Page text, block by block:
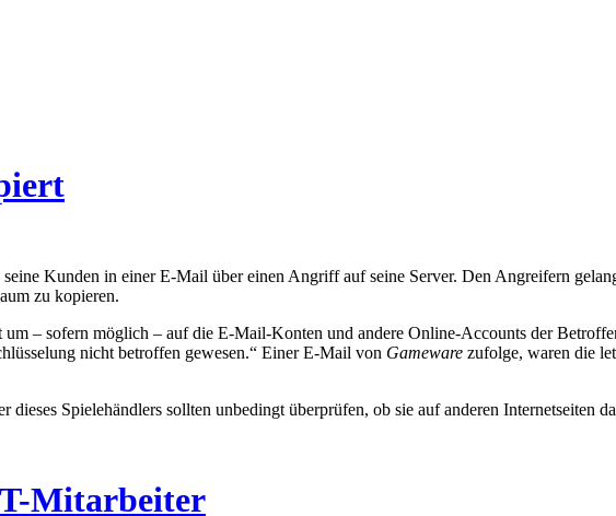
Kunden in einer E-Mail über einen Angriff auf seine Server. Den Angreifern
zu kopieren.
– sofern möglich – auf die E-Mail-Konten und andere Online-Accounts der
nicht betroffen gewesen.“ Einer E-Mail von Gameware zufolge, waren die
Spielehändlers sollten unbedingt überprüfen, ob sie auf anderen Internetseiten
Mitarbeiter